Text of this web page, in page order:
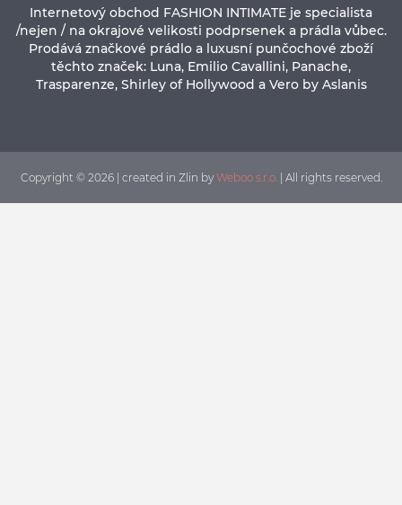
Internetový obchod FASHION INTIMATE je specialista
/nejen / na okrajové velikosti podprsenek a prádla vůbec.
Prodává značkové prádlo a luxusní punčochové zboží
těchto značek: Luna, Emilio Cavallini, Panache,
Trasparenze, Shirley of Hollywood a Vero by Aslanis
Copyright © 2026 | created in Zlin by Weboo s.r.o. | All rights reserved.